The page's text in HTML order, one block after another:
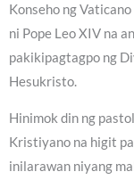
Konseho ng
ni Pope Leo XIV na
pakikipagtagpo ng
Hesukristo.
Hinimok din ng
Kristiyano na higit
inilarawan niyang